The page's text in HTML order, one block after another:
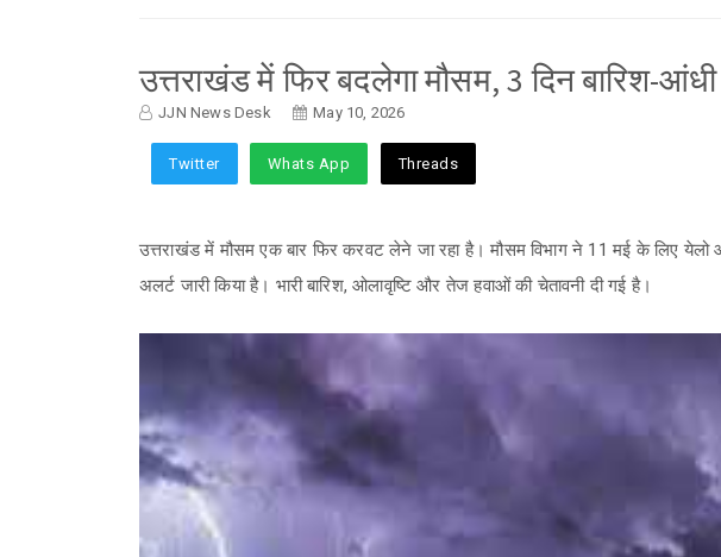
उत्तराखंड में फिर बदलेगा मौसम, 3 दिन बारिश-
JJN News Desk May 10, 2026
Twitter Whats App Threads
उत्तराखंड में मौसम एक बार फिर करवट लेने जा रहा है। मौसम विभाग ने 11 मई के लिए
अलर्ट जारी किया है। भारी बारिश, ओलावृष्टि और तेज हवाओं की चेतावनी दी गई है।